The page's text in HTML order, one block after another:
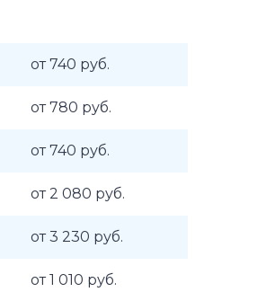
от 740 руб.
от 780 руб.
от 740 руб.
от 2 080 руб.
от 3 230 руб.
от 1 010 руб.